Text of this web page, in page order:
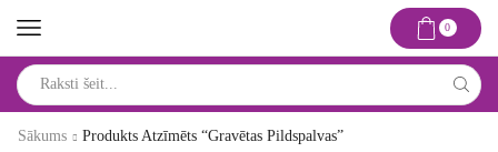
0
input
Sākums
Produkts Atzīmēts “gravētas Pildspalvas”